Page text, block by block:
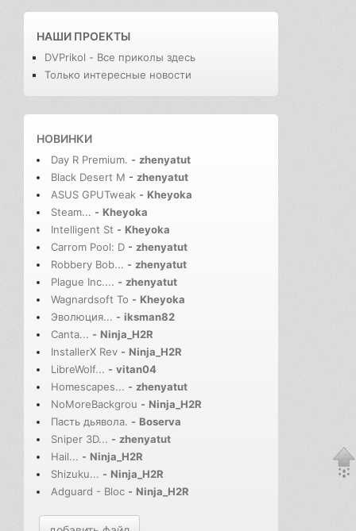
НАШИ ПРОЕКТЫ
DVPrikol - Все приколы здесь
Только интересные новости
НОВИНКИ
Day R Premium. - zhenyatut
Black Desert M - zhenyatut
ASUS GPUTweak - Kheyoka
Steam... - Kheyoka
Intelligent St - Kheyoka
Carrom Pool: D - zhenyatut
Robbery Bob... - zhenyatut
Plague Inc.... - zhenyatut
Wagnardsoft To - Kheyoka
Эволюция... - iksman82
Canta... - Ninja_H2R
InstallerX Rev - Ninja_H2R
LibreWolf... - vitan04
Homescapes... - zhenyatut
NoMoreBackgrou - Ninja_H2R
Пасть дьявола. - Boserva
Sniper 3D... - zhenyatut
Hail... - Ninja_H2R
Shizuku... - Ninja_H2R
Adguard - Bloc - Ninja_H2R